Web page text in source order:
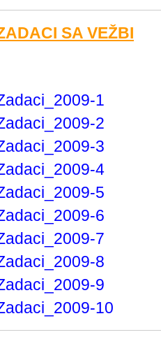
SA VEŽBI
1
2
3
4
5
6
7
8
9
10